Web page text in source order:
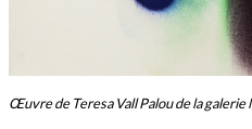
Œuvre de Teresa Vall Palou de la galerie